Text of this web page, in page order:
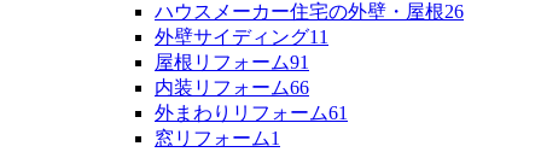
ハウスメーカー住宅の外壁・屋根26
外壁サイディング11
屋根リフォーム91
内装リフォーム66
外まわりリフォーム61
窓リフォーム1